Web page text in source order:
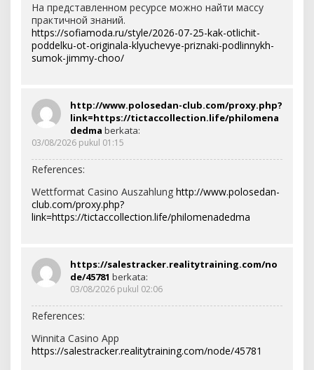
На представленном ресурсе можно найти массу
практичной знаний.
https://sofiamoda.ru/style/2026-07-25-kak-otlichit-
poddelku-ot-originala-klyuchevye-priznaki-podlinnykh-
sumok-jimmy-choo/
http://www.polosedan-club.com/proxy.php?
link=https://tictaccollection.life/philomena
dedma berkata:
03/08/2026 pukul 01:15
References:
Wettformat Casino Auszahlung http://www.polosedan-
club.com/proxy.php?
link=https://tictaccollection.life/philomenadedma
https://salestracker.realitytraining.com/no
de/45781 berkata:
03/08/2026 pukul 02:06
References:
Winnita Casino App
https://salestracker.realitytraining.com/node/45781